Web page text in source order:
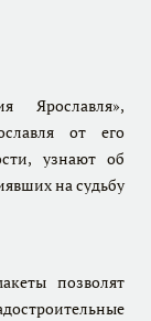
Ярославля»,
от его
узнают об
на судьбу
позволят